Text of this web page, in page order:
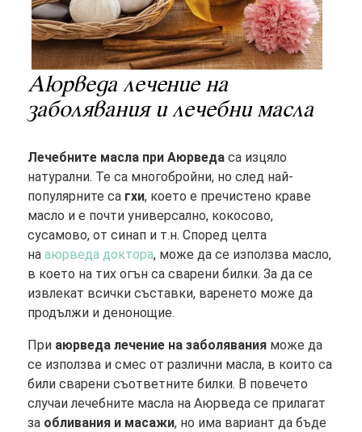
Аюрведа лечение на
заболявания и лечебни масла
Лечебните масла при Аюрведа са изцяло
натурални. Те са многобройни, но след най-
популярните са гхи, което е пречистено краве
масло и е почти универсално, кокосово,
сусамово, от синап и т.н. Според целта
нааюрведа доктора, може да се използва масло,
в което на тих огън са сварени билки. За да се
извлекат всички съставки, варенето може да
продължи и денонощие.
При аюрведа лечение на заболявания може да
се използва и смес от различни масла, в които са
били сварени съответните билки. В повечето
случаи лечебните масла на Аюрведа се прилагат
за обливания и масажи, но има вариант да бъде